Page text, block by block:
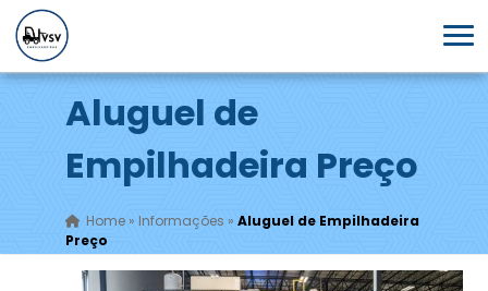
Aluguel de
Empilhadeira Preço
Home» Informações » Aluguel de Empilhadeira
Preço